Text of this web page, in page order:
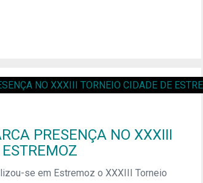
PRESENÇA NO XXXIII
se em Estremoz o XXXIII Torneio